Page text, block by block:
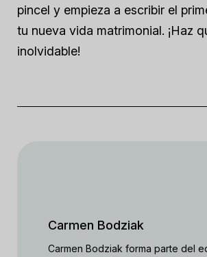
pincel y empieza a escribir el
tu nueva vida matrimonial. ¡Haz
inolvidable!
Carmen Bodziak
Carmen Bodziak forma parte del